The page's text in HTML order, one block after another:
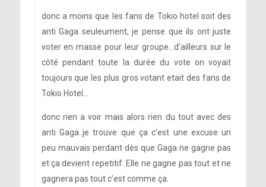
donc a moins que les fans de Tokio hotel soit des
anti Gaga seuleument, je pense que ils ont juste
voter en masse pour leur groupe…d’ailleurs sur le
côté pendant toute la durée du vote on voyait
toujours que les plus gros votant etait des fans de
Tokio Hotel…
donc rien a voir mais alors rien du tout avec des
anti Gaga..je trouve que ça c’est une excuse un
peu mauvais perdant dès que Gaga ne gagne pas
et ça devient repetitif. Elle ne gagne pas tout et ne
gagnera pas tout c’est comme ça.